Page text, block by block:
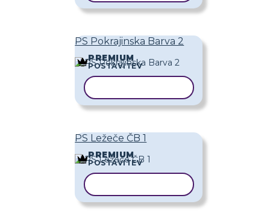
PS Pokrajinska Barva 2
PREMIUM
POSTAVITEV
PS Ležeče ČB 1
PREMIUM
POSTAVITEV